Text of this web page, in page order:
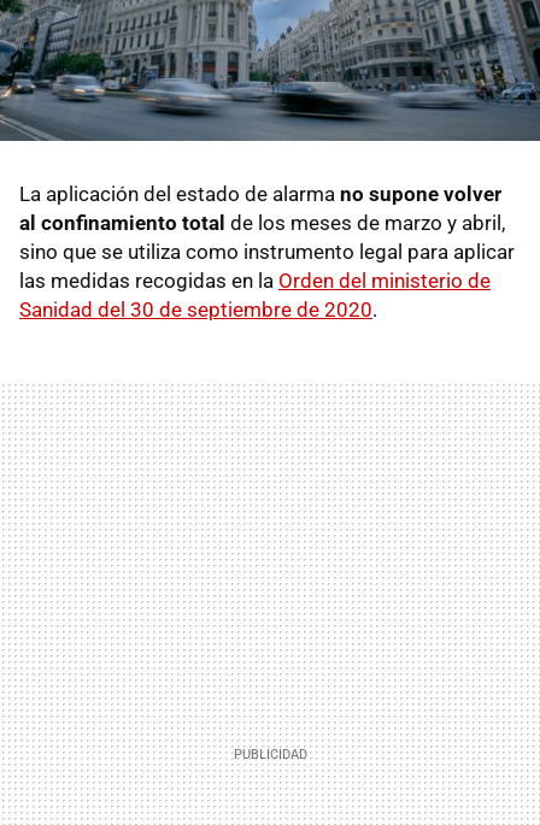
La aplicación del estado de alarma no supone volver
al confinamiento total de los meses de marzo y abril,
sino que se utiliza como instrumento legal para aplicar
las medidas recogidas en la Orden del ministerio de
Sanidad del 30 de septiembre de 2020.